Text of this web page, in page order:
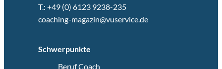
T.: +49 (0) 6123 9238-235
coaching-magazin@vuservice.de
Schwerpunkte
Beruf Coach